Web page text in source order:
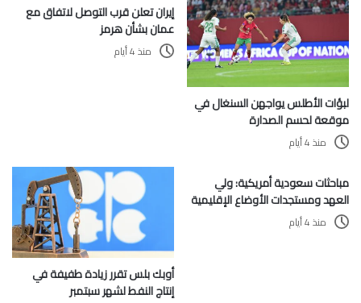
لبؤات الأطلس يواجهن السنغال في
موقعة لحسم الصدارة
منذ 4 أيام
إيران تعلن قرب التوصل لاتفاق مع
عمان بشأن هرمز
منذ 4 أيام
مباحثات سعودية أمريكية: ولي
العهد ومستجدات الأوضاع الإقليمية
منذ 4 أيام
أوبك بلس تقرر زيادة طفيفة في
إنتاج النفط لشهر سبتمبر